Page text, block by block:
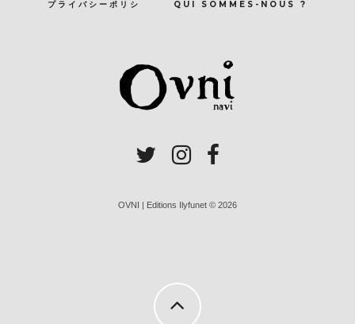
プライバシーポリシ QUI SOMMES-NOUS ?
OVNI | Editions Ilyfunet © 2026